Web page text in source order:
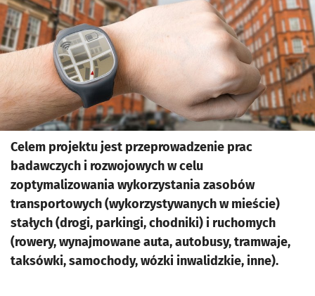
Celem projektu jest przeprowadzenie prac
badawczych i rozwojowych w celu
zoptymalizowania wykorzystania zasobów
transportowych (wykorzystywanych w mieście)
stałych (drogi, parkingi, chodniki) i ruchomych
(rowery, wynajmowane auta, autobusy, tramwaje,
taksówki, samochody, wózki inwalidzkie, inne).